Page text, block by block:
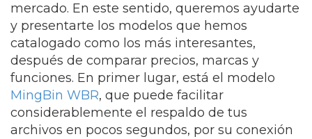
mercado. En este sentido, queremos ayudarte
y presentarte los modelos que hemos
catalogado como los más interesantes,
después de comparar precios, marcas y
funciones. En primer lugar, está el modelo
MingBin WBR, que puede facilitar
considerablemente el respaldo de tus
archivos en pocos segundos, por su conexión